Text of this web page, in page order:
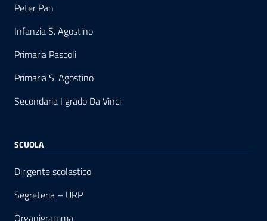
Peter Pan
Infanzia S. Agostino
Primaria Pascoli
Primaria S. Agostino
Secondaria I grado Da Vinci
SCUOLA
Dirigente scolastico
Segreteria – URP
Organigramma